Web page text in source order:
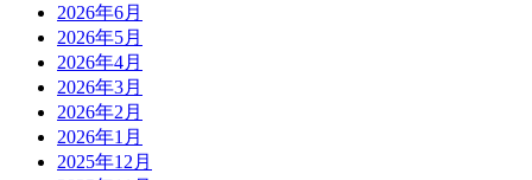
2026年6月
2026年5月
2026年4月
2026年3月
2026年2月
2026年1月
2025年12月